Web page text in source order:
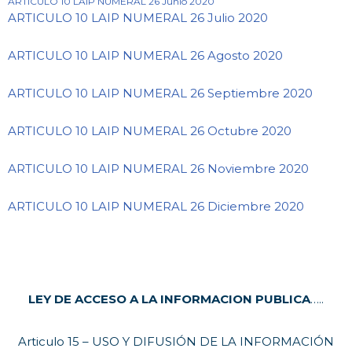
ARTICULO 10 LAIP NUMERAL 26 Julio 2020
ARTICULO 10 LAIP NUMERAL 26 Agosto 2020
ARTICULO 10 LAIP NUMERAL 26 Septiembre 2020
ARTICULO 10 LAIP NUMERAL 26 Octubre 2020
ARTICULO 10 LAIP NUMERAL 26 Noviembre 2020
ARTICULO 10 LAIP NUMERAL 26 Diciembre 2020
LEY DE ACCESO A LA INFORMACION PUBLICA…..
Articulo 15 – USO Y DIFUSIÓN DE LA INFORMACIÓN